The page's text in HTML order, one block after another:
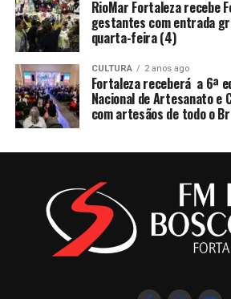
RioMar Fortaleza recebe
gestantes com entrada
quarta-feira (4)
CULTURA 2 anos ago
Fortaleza receberá a 6ª
Nacional de Artesanato e
com artesãos de todo o